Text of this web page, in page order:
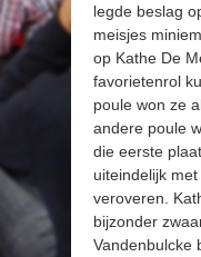
legde beslag
meisjes
op Kathe De
favorietenrol
poule won ze
andere poule
die eerste
uiteindelijk
veroveren.
bijzonder
Vandenbulcke